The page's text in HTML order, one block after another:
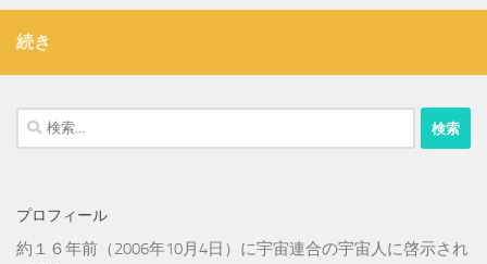
続き
検
索:
プロフィール
約１６年前（2006年10月4日）に宇宙連合の宇宙人に啓示され